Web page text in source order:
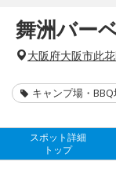
舞洲バー
大阪府大阪市此
キャンプ場・
スポット詳細
トップ